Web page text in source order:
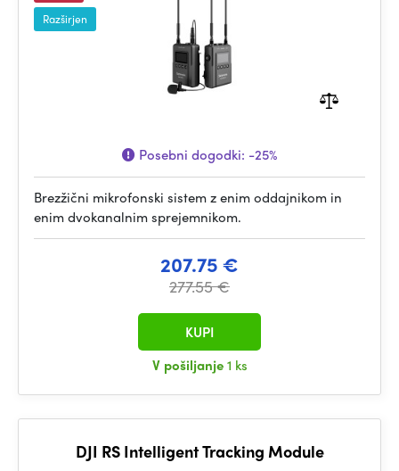
Razširjen
Posebni dogodki: -25%
Brezžični mikrofonski sistem z enim oddajnikom in
enim dvokanalnim sprejemnikom.
207.75 €
277.55 €
V pošiljanje1 ks
KUPI
DJI RS Intelligent Tracking Module